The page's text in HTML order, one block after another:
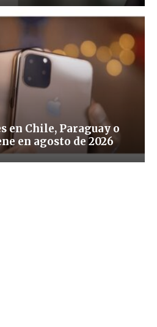
en Chile, Paraguay o
en agosto de 2026